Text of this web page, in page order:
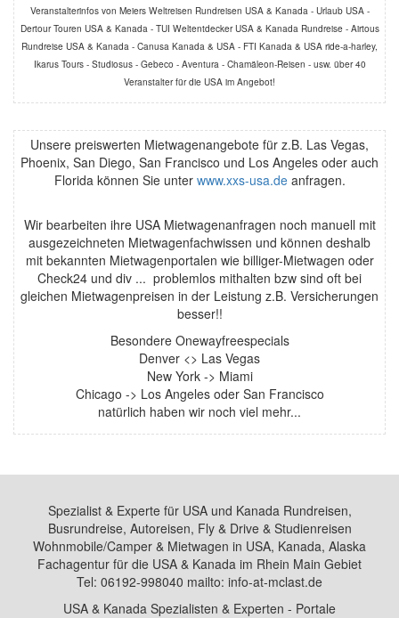
Veranstalterinfos von Meiers Weltreisen Rundreisen USA & Kanada - Urlaub USA -
Dertour Touren USA & Kanada - TUI Weltentdecker USA & Kanada Rundreise - Airtous
Rundreise USA & Kanada - Canusa Kanada & USA - FTI Kanada & USA ride-a-harley,
Ikarus Tours - Studiosus - Gebeco - Aventura - Chamäleon-Reisen - usw. über 40
Veranstalter für die USA im Angebot!
Unsere preiswerten Mietwagenangebote für z.B. Las Vegas,
Phoenix, San Diego, San Francisco und Los Angeles oder auch
Florida können Sie unter www.xxs-usa.deanfragen.
Wir bearbeiten ihre USA Mietwagenanfragen noch manuell mit
ausgezeichneten Mietwagenfachwissen und können deshalb
mit bekannten Mietwagenportalen wie billiger-Mietwagen oder
Check24 und div ... problemlos mithalten bzw sind oft bei
gleichen Mietwagenpreisen in der Leistung z.B. Versicherungen
besser!!
Besondere Onewayfreespecials
Denver <> Las Vegas
New York -> Miami
Chicago -> Los Angeles oder San Francisco
natürlich haben wir noch viel mehr...
Spezialist & Experte für USA und Kanada Rundreisen,
Busrundreise, Autoreisen, Fly & Drive & Studienreisen
Wohnmobile/Camper & Mietwagen in USA, Kanada, Alaska
Fachagentur für die USA & Kanada im Rhein Main Gebiet
Tel: 06192-998040 mailto: info-at-mclast.de
USA & Kanada Spezialisten & Experten - Portale